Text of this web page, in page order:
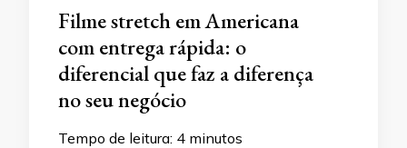
Filme stretch em Americana
com entrega rápida: o
diferencial que faz a diferença
no seu negócio
Tempo de leitura: 4 minutos